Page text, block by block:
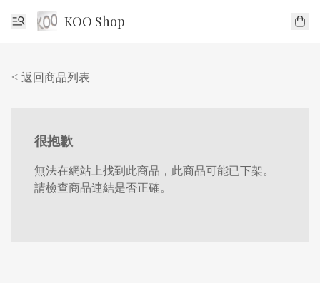
KOO Shop
< 返回商品列表
很抱歉
無法在網站上找到此商品，此商品可能已下架。
請檢查商品連結是否正確。